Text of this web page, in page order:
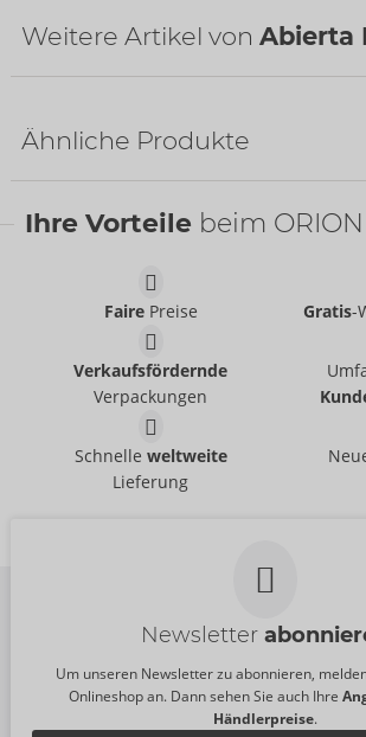
Weitere Artikel von Abierta
Abierta Fina- ORION Brand
26333021021
Abierta Fina-
Ähnliche Produkte
- ORION Brand
Ihre Vorteile beim
FairePreise Gratis-
Verkaufsfördernde
Verpackungen
Schnelle weltweite
Lieferung
Newsletter
Um unseren Newsletter zu abonnieren,
Onlineshop an. Dann sehen Sie auch Ihre
Händlerpreise.